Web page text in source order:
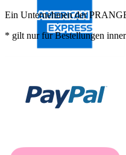
Ein Unternehmen der
* gilt nur für Bestellungen